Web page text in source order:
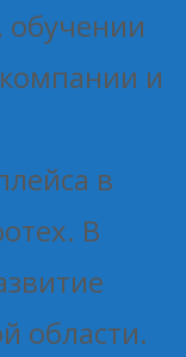
обучении
и
в
В
области.